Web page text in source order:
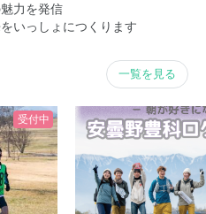
力を発信
いっしょにつくります
一覧を見る
受付中